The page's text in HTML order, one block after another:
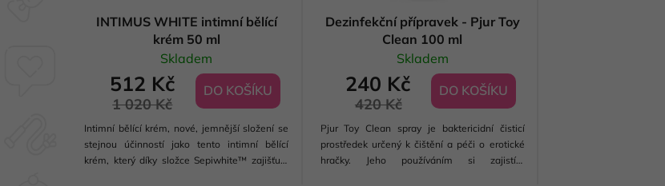
INTIMUS WHITE intimní bělící
krém 50 ml
Skladem
512 Kč
1 020 Kč
DO KOŠÍKU
Intimní bělící krém, nové, jemnější složení se
stejnou účinností jako tento intimní bělící
krém, který díky složce Sepiwhite™ zajišťuje
Dezinfekční přípravek - Pjur Toy
Clean 100 ml
Skladem
240 Kč
420 Kč
DO KOŠÍKU
Pjur Toy Clean spray je baktericidní čisticí
prostředek určený k čištění a péči o erotické
hračky. Jeho používáním si zajistíte